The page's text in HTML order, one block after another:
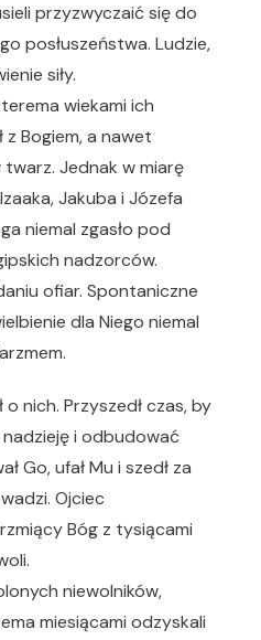
przyzwyczaić się do
posłuszeństwa. Ludzie,
siły.
wiekami ich
Bogiem, a nawet
twarz. Jednak w miarę
Jakuba i Józefa
niemal zgasło pod
nadzorców.
ofiar. Spontaniczne
dla Niego niemal
nich. Przyszedł czas, by
i odbudować
Go, ufał Mu i szedł za
Ojciec
Bóg z tysiącami
niewolników,
miesiącami odzyskali